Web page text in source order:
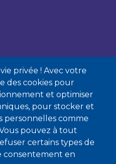
privée ! Avec votre
des cookies pour
et optimiser
pour stocker et
personnelles comme
pouvez à tout
certains types de
consentement en